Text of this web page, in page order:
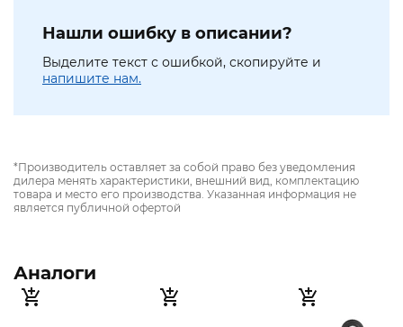
Нашли ошибку в описании?
Выделите текст с ошибкой, скопируйте и
напишите нам.
*Производитель оставляет за собой право без уведомления
дилера менять характеристики, внешний вид, комплектацию
товара и место его производства. Указанная информация не
является публичной офертой
Аналоги